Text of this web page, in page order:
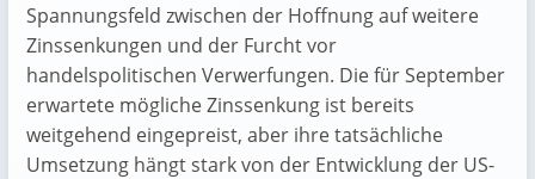
Spannungsfeld zwischen der Hoffnung auf weitere
Zinssenkungen und der Furcht vor
handelspolitischen Verwerfungen. Die für September
erwartete mögliche Zinssenkung ist bereits
weitgehend eingepreist, aber ihre tatsächliche
Umsetzung hängt stark von der Entwicklung der US-